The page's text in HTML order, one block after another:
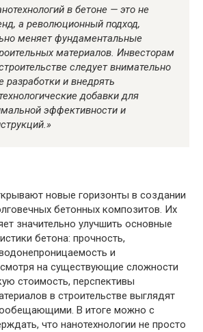
в бетоне — это не
а революционный подход,
меняет фундаментальные
материалов. Инвесторам
следует внимательно
разработки и внедрять
добавки для
эффективности и
новые горизонты в создании
бетонных композитов. Их
значительно улучшить основные
бетона: прочность,
и
на существующие сложности
стоимость, перспективы
в строительстве выглядят
В итоге можно с
что нанотехнологии не просто